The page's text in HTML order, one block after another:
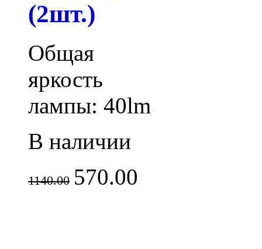
(2шт.)
Общая
яркость
лампы: 40lm
В наличии
1140.00 570.00